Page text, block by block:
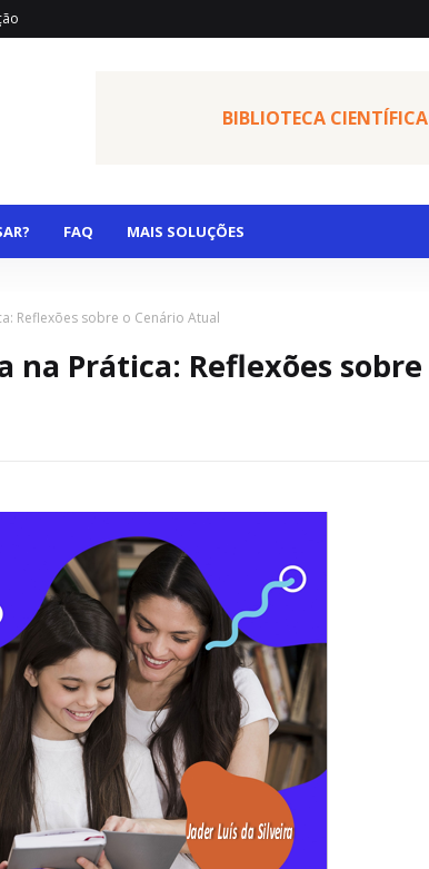
BIBLIOTECA CIENTÍFICA
FAQ MAIS SOLUÇÕES
Reflexões sobre o Cenário Atual
na Prática: Reflexões sobre